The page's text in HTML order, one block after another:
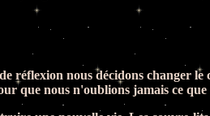
réflexion nous décidons changer
que nous n'oublions jamais ce que